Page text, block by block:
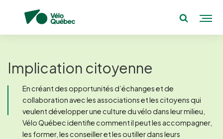
Implication citoyenne
En créant des opportunités d’échanges et de
collaboration avec les associations et les citoyens qui
veulent développer une culture du vélo dans leur milieu,
Vélo Québec identifie comment il peut les accompagner,
les former, les conseiller et les outiller dans leurs